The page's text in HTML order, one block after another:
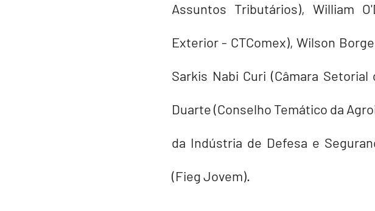
Assuntos Tributários), William
Exterior - CTComex), Wilson
Sarkis Nabi Curi (Câmara
Duarte (Conselho Temático da
da Indústria de Defesa e
(Fieg Jovem).